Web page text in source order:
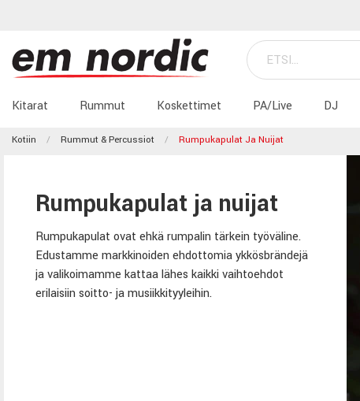
Kitarat Rummut Koskettimet PA/Live DJ
Kotiin Rummut & Percussiot Rumpukapulat Ja Nuijat
Rumpukapulat ja nuijat
Rumpukapulat ovat ehkä rumpalin tärkein työväline.
Edustamme markkinoiden ehdottomia ykkösbrändejä
ja valikoimamme kattaa lähes kaikki vaihtoehdot
erilaisiin soitto- ja musiikkityyleihin.